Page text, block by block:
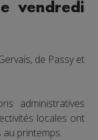
vendredi
de Passy et
administratives
locales ont
printemps.